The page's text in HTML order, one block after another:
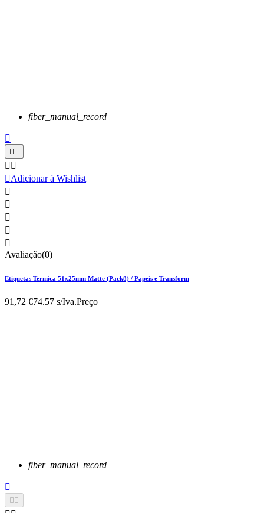
fiber_manual_record

 
 
Adicionar à Wishlist





Avaliação(0)
Etiquetas Termica 51x25mm Matte (Pack8) / Papeis e Transform
91,72 €74.57 s/Iva.Preço
fiber_manual_record

 